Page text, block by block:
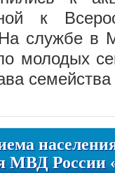
к
службе в
молодых
МВД России